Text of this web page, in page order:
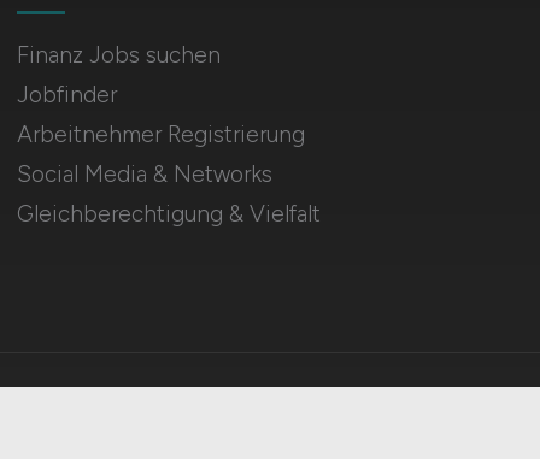
Finanz Jobs suchen
Jobfinder
Arbeitnehmer Registrierung
Social Media & Networks
Gleichberechtigung & Vielfalt